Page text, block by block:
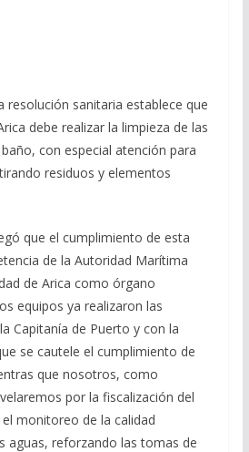
resolución sanitaria establece que
debe realizar la limpieza de las
con especial atención para
residuos y elementos
que el cumplimiento de esta
de la Autoridad Marítima
de Arica como órgano
equipos ya realizaron las
Capitanía de Puerto y con la
se cautele el cumplimiento de
que nosotros, como
por la fiscalización del
monitoreo de la calidad
aguas, reforzando las tomas de